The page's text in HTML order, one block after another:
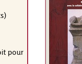
pour